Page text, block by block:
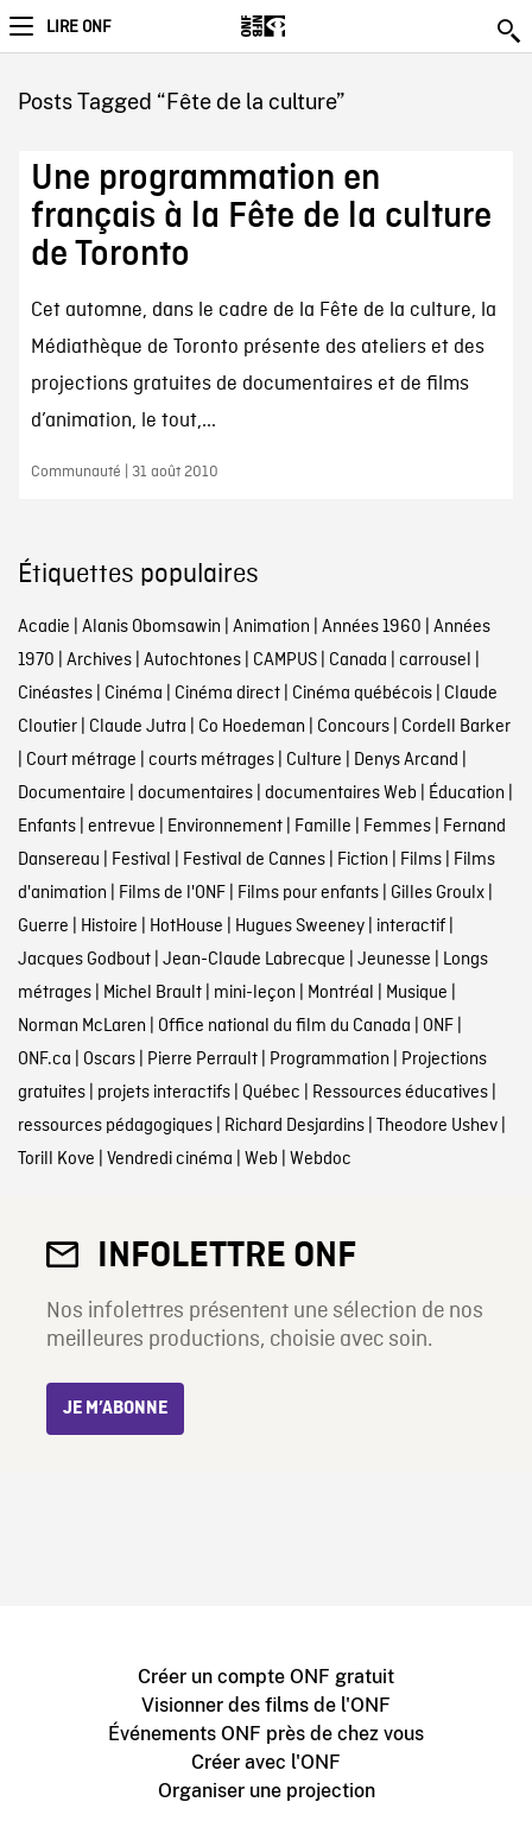
LIRE ONF
Posts Tagged “Fête de la culture”
Une programmation en
français à la Fête de la culture
de Toronto
Cet automne, dans le cadre de la Fête de la culture, la
Médiathèque de Toronto présente des ateliers et des
projections gratuites de documentaires et de films
d’animation, le tout,...
Communauté | 31 août 2010
Étiquettes populaires
Acadie | Alanis Obomsawin | Animation | Années 1960 | Années
1970 | Archives| Autochtones| CAMPUS| Canada | carrousel |
Cinéastes| Cinéma | Cinéma direct| Cinéma québécois| Claude
Cloutier| Claude Jutra | Co Hoedeman | Concours| Cordell Barker
| Court métrage | courts métrages| Culture | Denys Arcand |
Documentaire | documentaires| documentaires Web | Éducation |
Enfants| entrevue | Environnement| Famille | Femmes| Fernand
Dansereau | Festival | Festival de Cannes| Fiction | Films| Films
d'animation | Films de l'ONF| Films pour enfants| Gilles Groulx|
Guerre | Histoire | HotHouse | Hugues Sweeney| interactif|
Jacques Godbout| Jean-Claude Labrecque | Jeunesse | Longs
métrages| Michel Brault| mini-leçon | Montréal | Musique |
Norman McLaren | Office national du film du Canada | ONF|
ONF.ca | Oscars| Pierre Perrault| Programmation | Projections
gratuites| projets interactifs| Québec | Ressources éducatives|
ressources pédagogiques| Richard Desjardins| Theodore Ushev|
Torill Kove | Vendredi cinéma | Web | Webdoc
INFOLETTRE ONF
Nos infolettres présentent une sélection de nos
meilleures productions, choisie avec soin.
JE M’ABONNE
Créer un compte ONF gratuit
Visionner des films de l'ONF
Événements ONF près de chez vous
Créer avec l'ONF
Organiser une projection